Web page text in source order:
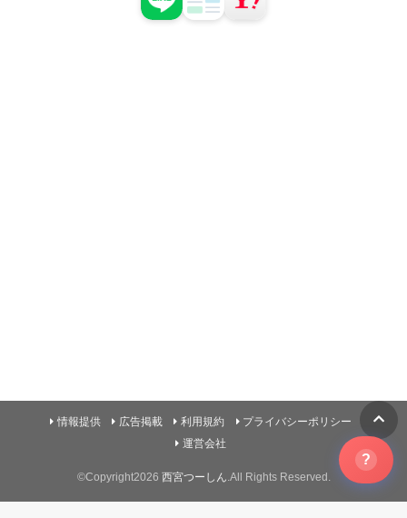
情報提供 広告掲載 利用規約
プライバシーポリシー
運営会社
©Copyright2026 西宮つーしん.All Rights Reserved.
?